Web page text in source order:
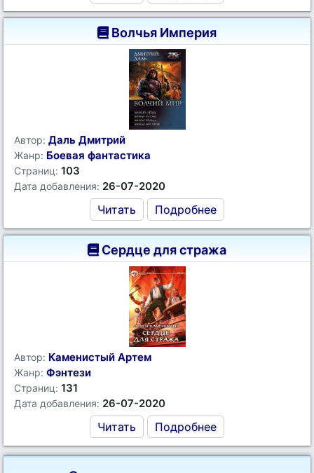
Волчья Империя
Автор: Даль Дмитрий
Жанр: Боевая фантастика
Страниц: 103
Дата добавления: 26-07-2020
Читать Подробнее
Сердце для стража
Автор: Каменистый Артем
Жанр: Фэнтези
Страниц: 131
Дата добавления: 26-07-2020
Читать Подробнее